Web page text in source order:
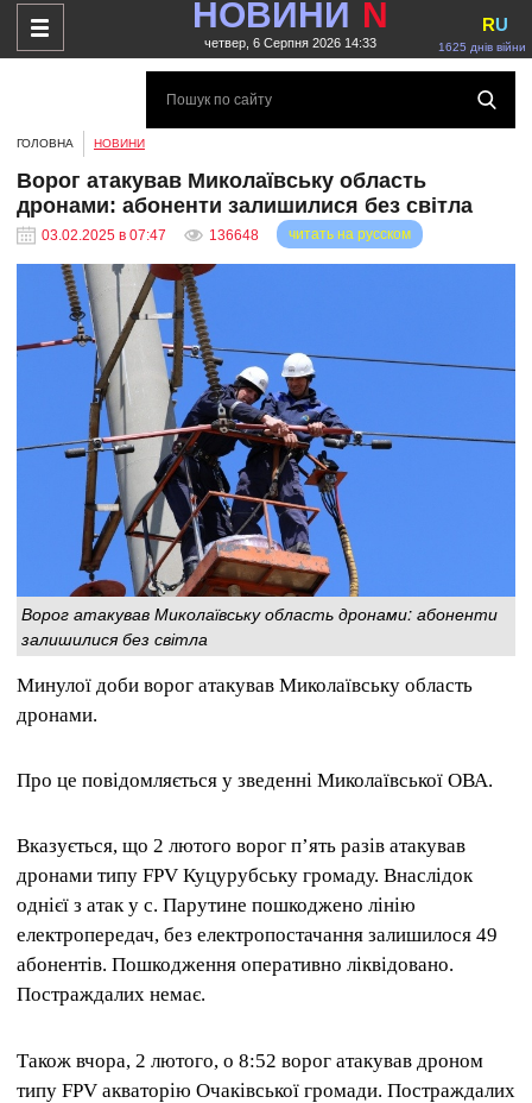
НОВИНИ N
четвер, 6 Серпня 2026 14:33 1625 днів війни
RU
ГОЛОВНА НОВИНИ
Ворог атакував Миколаївську область
дронами: абоненти залишилися без світла
03.02.2025 в 07:47 136648 читать на русском
Ворог атакував Миколаївську область дронами: абоненти
залишилися без світла
Минулої доби ворог атакував Миколаївську область
дронами.
Про це повідомляється у зведенні Миколаївської ОВА.
Вказується, що 2 лютого ворог пʼять разів атакував
дронами типу FPV Куцурубську громаду. Внаслідок
однієї з атак у с. Парутине пошкоджено лінію
електропередач, без електропостачання залишилося 49
абонентів. Пошкодження оперативно ліквідовано.
Постраждалих немає.
Також вчора, 2 лютого, о 8:52 ворог атакував дроном
типу FPV акваторію Очаківської громади. Постраждалих